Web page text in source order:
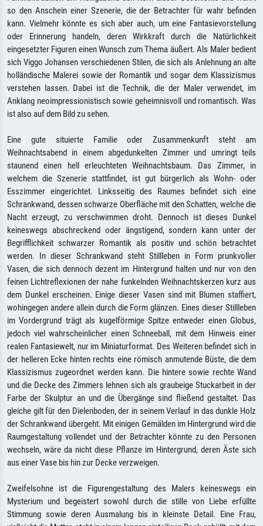
so den Anschein einer Szenerie, die der Betrachter für wahr befinden
kann. Vielmehr könnte es sich aber auch, um eine Fantasievorstellung
oder Erinnerung handeln, deren Wirkkraft durch die Natürlichkeit
eingesetzter Figuren einen Wunsch zum Thema äußert. Als Maler bedient
sich Viggo Johansen verschiedenen Stilen, die sich als Anlehnung an alte
holländische Malerei sowie der Romantik und sogar dem Klassizismus
verstehen lassen. Dabei ist die Technik, die der Maler verwendet, im
Anklang neoimpressionistisch sowie geheimnisvoll und romantisch. Was
ist also auf dem Bild zu sehen.
Eine gute situierte Familie oder Zusammenkunft steht am
Weihnachtsabend in einem abgedunkelten Zimmer und umringt teils
staunend einen hell erleuchteten Weihnachtsbaum. Das Zimmer, in
welchem die Szenerie stattfindet, ist gut bürgerlich als Wohn- oder
Esszimmer eingerichtet. Linksseitig des Raumes befindet sich eine
Schrankwand, dessen schwarze Oberfläche mit den Schatten, welche die
Nacht erzeugt, zu verschwimmen droht. Dennoch ist dieses Dunkel
keineswegs abschreckend oder ängstigend, sondern kann unter der
Begrifflichkeit schwarzer Romantik als positiv und schön betrachtet
werden. In dieser Schrankwand steht Stillleben in Form prunkvoller
Vasen, die sich dennoch dezent im Hintergrund halten und nur von den
feinen Lichtreflexionen der nahe funkelnden Weihnachtskerzen kurz aus
dem Dunkel erscheinen. Einige dieser Vasen sind mit Blumen staffiert,
wohingegen andere allein durch die Form glänzen. Eines dieser Stillleben
im Vordergrund trägt als kugelförmige Spitze entweder einen Globus,
jedoch viel wahrscheinlicher einen Schneeball, mit dem Hinweis einer
realen Fantasiewelt, nur im Miniaturformat. Des Weiteren befindet sich in
der helleren Ecke hinten rechts eine römisch anmutende Büste, die dem
Klassizismus zugeordnet werden kann. Die hintere sowie rechte Wand
und die Decke des Zimmers lehnen sich als graubeige Stuckarbeit in der
Farbe der Skulptur an und die Übergänge sind fließend gestaltet. Das
gleiche gilt für den Dielenboden, der in seinem Verlauf in das dunkle Holz
der Schrankwand übergeht. Mit einigen Gemälden im Hintergrund wird die
Raumgestaltung vollendet und der Betrachter könnte zu den Personen
wechseln, wäre da nicht diese Pflanze im Hintergrund, deren Äste sich
aus einer Vase bis hin zur Decke verzweigen.
Zweifelsohne ist die Figurengestaltung des Malers keineswegs ein
Mysterium und begeistert sowohl durch die stille von Liebe erfüllte
Stimmung sowie deren Ausmalung bis in kleinste Detail. Eine Frau,